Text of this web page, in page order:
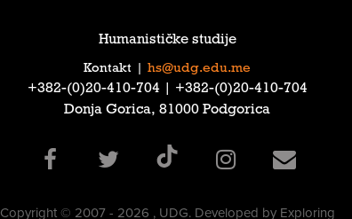
Humanističke studije
Kontakt hs@udg.edu.me
‎+382-(0)20-410-704‎ | ‎+382-(0)20-410-704‎
Donja Gorica, 81000 Podgorica
Copyright © 2007 - 2026 , UDG. Developed by Exploring